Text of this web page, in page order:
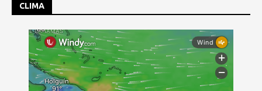
CLIMA